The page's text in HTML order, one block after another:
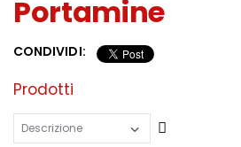
Portamine
CONDIVIDI:
Prodotti